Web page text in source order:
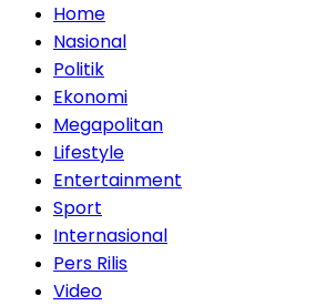
Home
Nasional
Politik
Ekonomi
Megapolitan
Lifestyle
Entertainment
Sport
Internasional
Pers Rilis
Video